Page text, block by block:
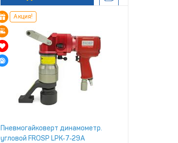
Акция!
Пневмогайковерт динамометр.
угловой FROSP LPK‑7‑29A